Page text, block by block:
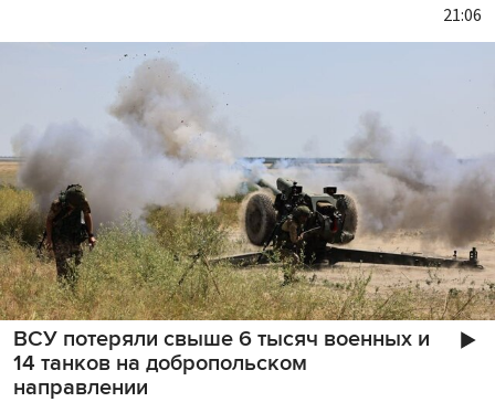
ВСУ потеряли свыше 6 тысяч военных и
14 танков на добропольском
направлении
21:06